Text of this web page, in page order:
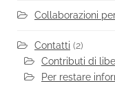
Collaborazioni
Contatti (2)
Contributi di
Per restare